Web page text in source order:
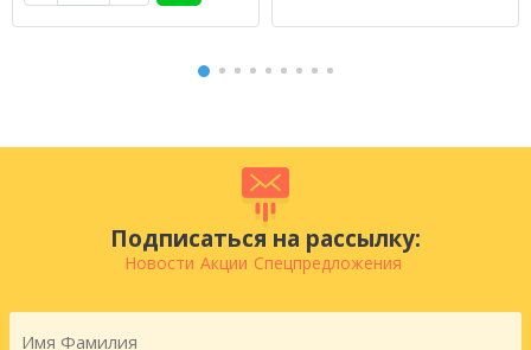
Подписаться на рассылку:
Новости Акции Спецпредложения